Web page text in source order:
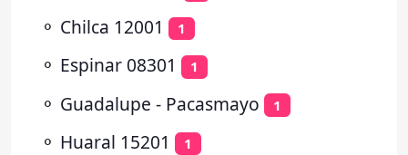
⚬ Chilca 12001 1
⚬ Espinar 08301 1
⚬ Guadalupe - Pacasmayo 1
⚬ Huaral 15201 1